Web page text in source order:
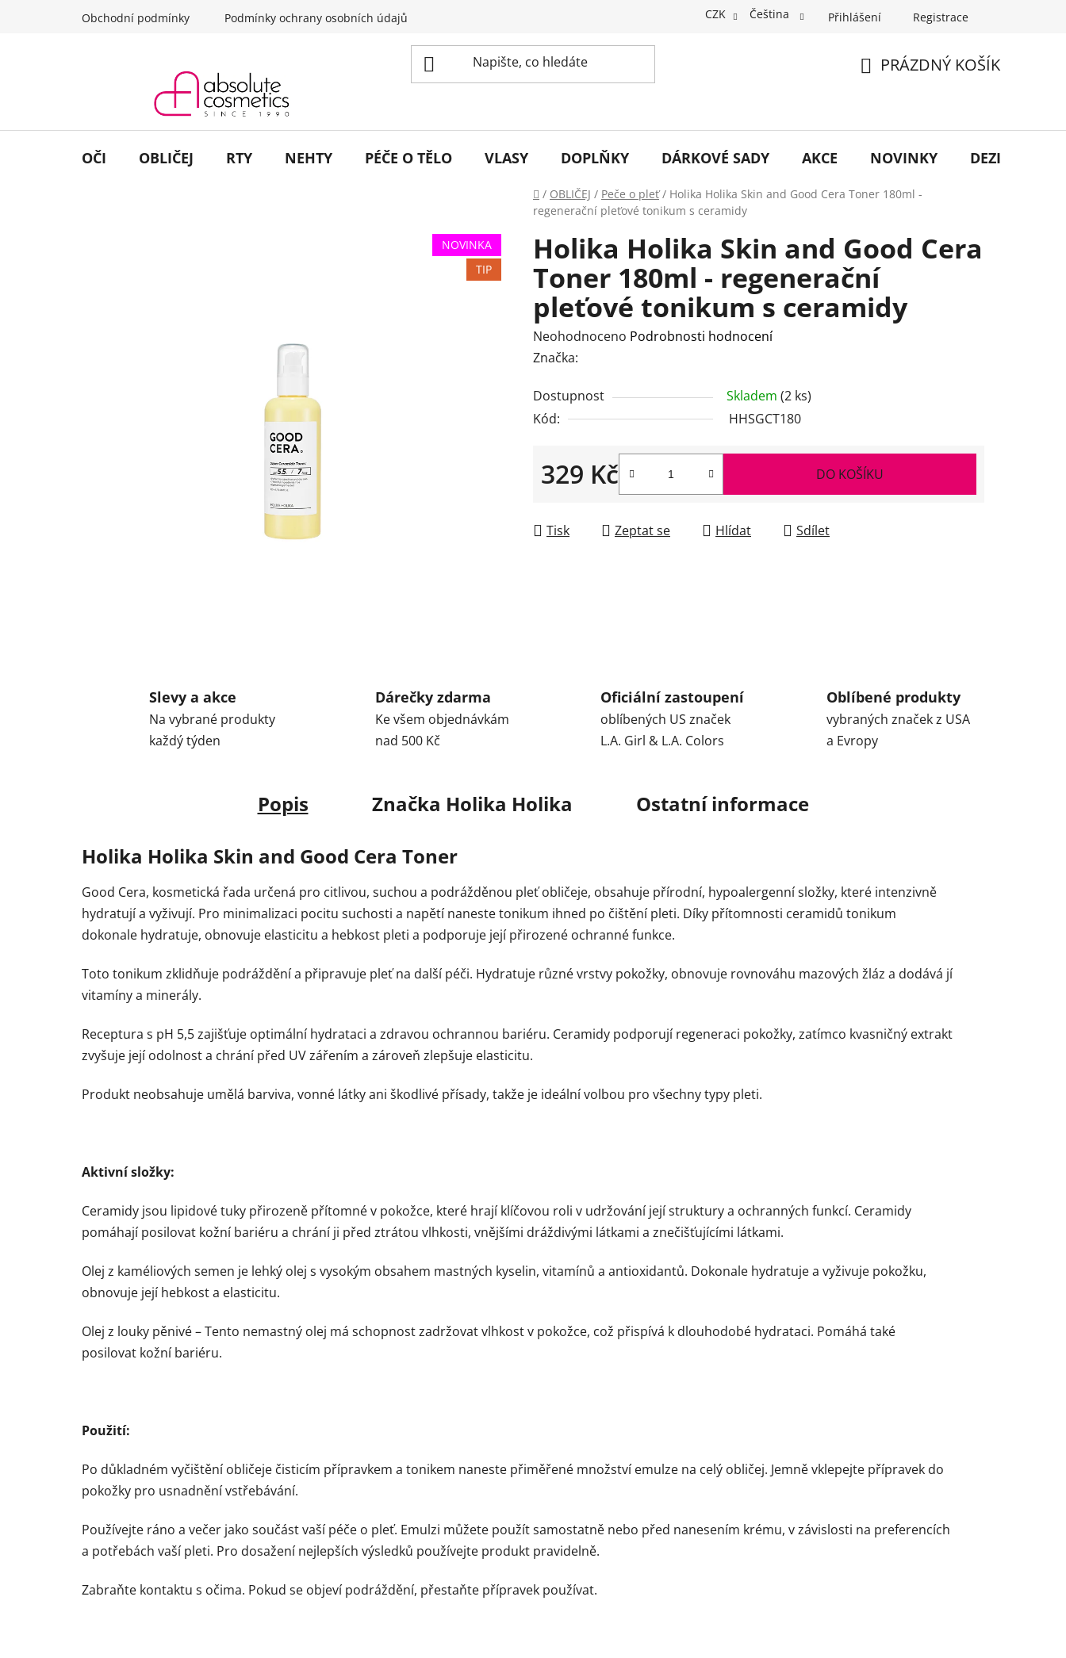
Obchodní podmínky Podmínky ochrany osobních údajů CZK Čeština Přihlášení Registrace
PRÁZDNÝ KOŠÍK
OČI OBLIČEJ RTY NEHTY PÉČE O TĚLO VLASY DOPLŇKY DÁRKOVÉ SADY AKCE NOVINKY DEZINFEKCE
Domů
/ OBLIČEJ / Peče o pleť / Holika Holika Skin and Good Cera Toner 180ml -
regenerační pleťové tonikum s ceramidy
Holika Holika Skin and Good Cera
Toner 180ml - regenerační
pleťové tonikum s ceramidy
Průměrné
hodnocení
je
0,0
hvězdiček.
Neohodnoceno Podrobnosti hodnocení
Značka:
Dostupnost Skladem (2 ks)
Kód:
HHSGCT180
329 Kč DO KOŠÍKU
Tisk Zeptat se Hlídat Sdílet
NOVINKA
TIP
Slevy a akce
Na vybrané produkty
každý týden
Dárečky zdarma
Ke všem objednávkám
nad 500 Kč
Oficiální zastoupení
oblíbených US značek
L.A. Girl & L.A. Colors
Oblíbené produkty
vybraných značek z USA
a Evropy
Popis Značka Holika Holika
Ostatní informace
Holika Holika Skin and Good Cera Toner
Good Cera, kosmetická řada určená pro citlivou, suchou a podrážděnou pleť obličeje, obsahuje přírodní, hypoalergenní složky, které intenzivně
hydratují a vyživují. Pro minimalizaci pocitu suchosti a napětí naneste tonikum ihned po čištění pleti. Díky přítomnosti ceramidů tonikum
dokonale hydratuje, obnovuje elasticitu a hebkost pleti a podporuje její přirozené ochranné funkce.
Toto tonikum zklidňuje podráždění a připravuje pleť na další péči. Hydratuje různé vrstvy pokožky, obnovuje rovnováhu mazových žláz a dodává jí
vitamíny a minerály.
Receptura s pH 5,5 zajišťuje optimální hydrataci a zdravou ochrannou bariéru. Ceramidy podporují regeneraci pokožky, zatímco kvasničný extrakt
zvyšuje její odolnost a chrání před UV zářením a zároveň zlepšuje elasticitu.
Produkt neobsahuje umělá barviva, vonné látky ani škodlivé přísady, takže je ideální volbou pro všechny typy pleti.
Aktivní složky:
Ceramidy jsou lipidové tuky přirozeně přítomné v pokožce, které hrají klíčovou roli v udržování její struktury a ochranných funkcí. Ceramidy
pomáhají posilovat kožní bariéru a chrání ji před ztrátou vlhkosti, vnějšími dráždivými látkami a znečišťujícími látkami.
Olej z kaméliových semen je lehký olej s vysokým obsahem mastných kyselin, vitamínů a antioxidantů. Dokonale hydratuje a vyživuje pokožku,
obnovuje její hebkost a elasticitu.
Olej z louky pěnivé – Tento nemastný olej má schopnost zadržovat vlhkost v pokožce, což přispívá k dlouhodobé hydrataci. Pomáhá také
posilovat kožní bariéru.
Použití:
Po důkladném vyčištění obličeje čisticím přípravkem a tonikem naneste přiměřené množství emulze na celý obličej. Jemně vklepejte přípravek do
pokožky pro usnadnění vstřebávání.
Používejte ráno a večer jako součást vaší péče o pleť. Emulzi můžete použít samostatně nebo před nanesením krému, v závislosti na preferencích
a potřebách vaší pleti. Pro dosažení nejlepších výsledků používejte produkt pravidelně.
Zabraňte kontaktu s očima. Pokud se objeví podráždění, přestaňte přípravek používat.